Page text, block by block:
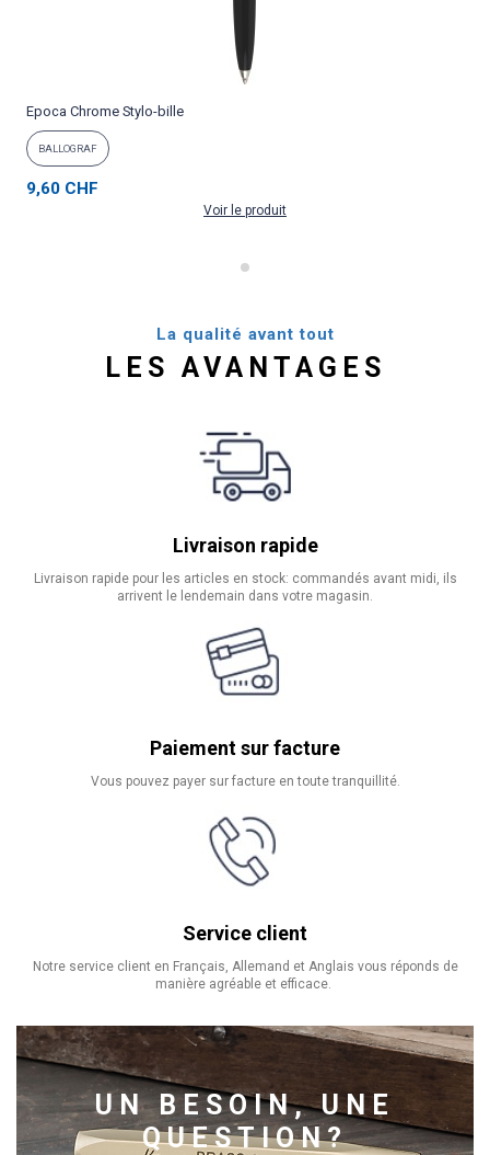
Epoca Chrome Stylo-bille
BALLOGRAF
9,60 CHF
Voir le produit
La qualité avant tout
LES AVANTAGES
Livraison rapide
Livraison rapide pour les articles en stock: commandés avant midi, ils
arrivent le lendemain dans votre magasin.
Paiement sur facture
Vous pouvez payer sur facture en toute tranquillité.
Service client
Notre service client en Français, Allemand et Anglais vous réponds de
manière agréable et efficace.
UN BESOIN, UNE
QUESTION?